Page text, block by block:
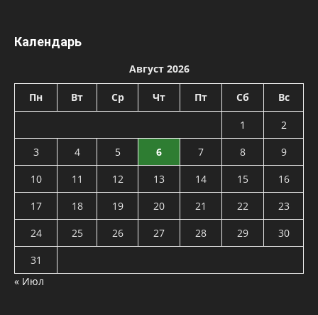
Календарь
Август 2026
Пн Вт Ср Чт Пт Сб Вс
1
2
3
4 5 6 7 8
9
10
11 12 13 14 15
16
17
18 19 20 21 22
23
24
25 26 27 28 29
30
31
« Июл